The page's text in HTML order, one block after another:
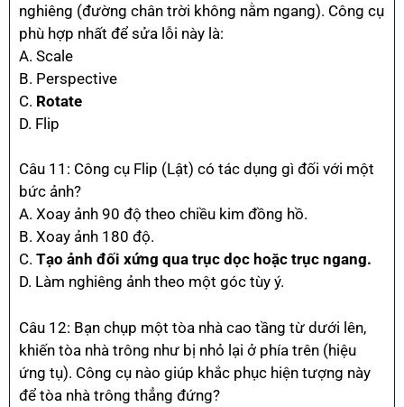
nghiêng (đường chân trời không nằm ngang). Công cụ
phù hợp nhất để sửa lỗi này là:
A. Scale
B. Perspective
C. Rotate
D. Flip
Câu 11: Công cụ Flip (Lật) có tác dụng gì đối với một
bức ảnh?
A. Xoay ảnh 90 độ theo chiều kim đồng hồ.
B. Xoay ảnh 180 độ.
C. Tạo ảnh đối xứng qua trục dọc hoặc trục ngang.
D. Làm nghiêng ảnh theo một góc tùy ý.
Câu 12: Bạn chụp một tòa nhà cao tầng từ dưới lên,
khiến tòa nhà trông như bị nhỏ lại ở phía trên (hiệu
ứng tụ). Công cụ nào giúp khắc phục hiện tượng này
để tòa nhà trông thẳng đứng?